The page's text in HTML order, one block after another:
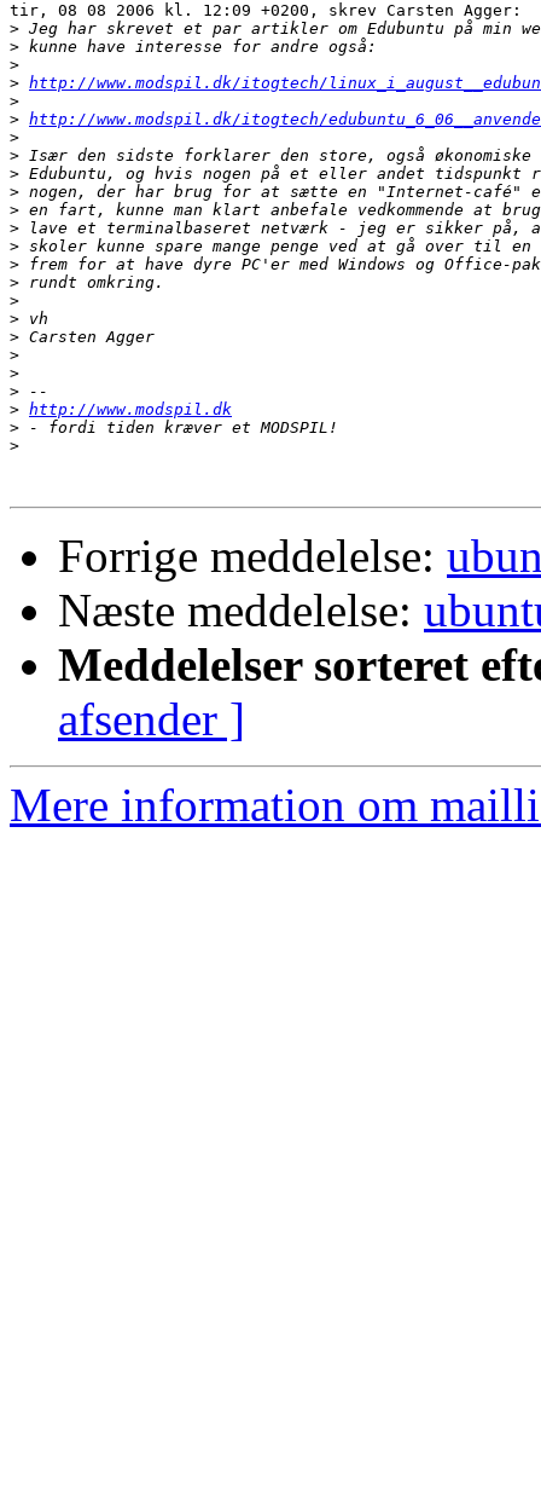
tir, 08 08 2006 kl. 12:09 +0200, skrev Carsten Agger:
>
>
>
> http://www.modspil.dk/itogtech/
>
> http://www.modspil.dk/itogtech/
>
>
>
>
>
>
>
>
>
>
>
>
>
>
>
> http://www.modspil.dk
>
>
Forrige meddelelse:
Næste meddelelse:
Meddelelser sorteret
afsender ]
Mere information om